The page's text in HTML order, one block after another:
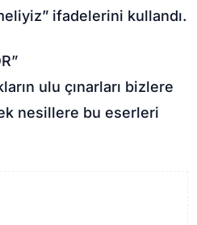
ifadelerini kullandı.
ulu çınarları bizlere
nesillere bu eserleri